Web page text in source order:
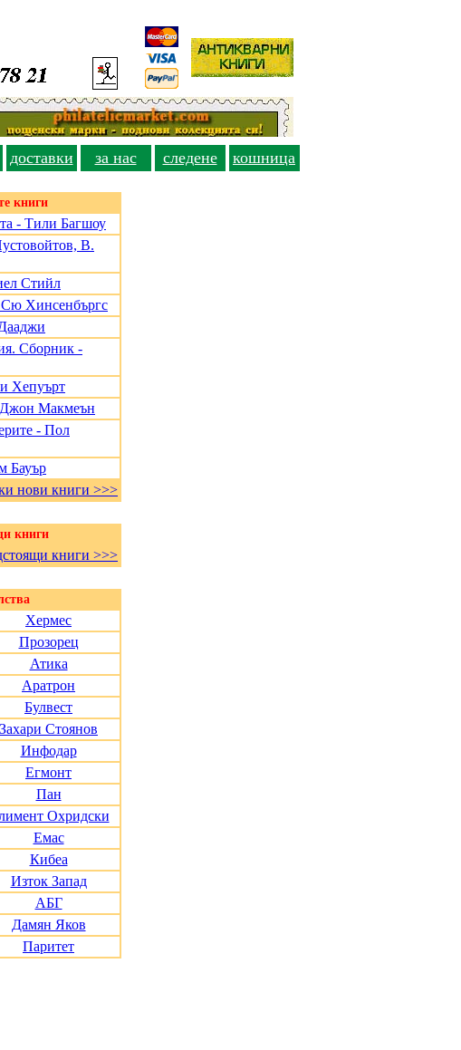
доставки за нас следене
кошница
книги
- Тили Багшоу
В.
Стийл
Хинсенбъргс
Сборник -
Хепуърт
Джон Макмеън
- Пол
Бауър
нови книги >>>
книги
книги >>>
Хермес
Прозорец
Атика
Аратрон
Булвест
Захари Стоянов
Инфодар
Егмонт
Пан
Охридски
Емас
Кибеа
Изток Запад
АБГ
Дамян Яков
Паритет